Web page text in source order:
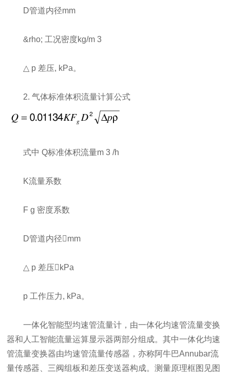
D管道内径mm
&rho; 工况密度kg/m 3
△ p 差压, kPa。
2. 气体标准体积流量计算公式
式中 Q标准体积流量m 3 /h
K流量系数
F g 密度系数
D管道内径mm
△ p 差压kPa
p 工作压力, kPa。
一体化智能型均速管流量计，由一体化均速管流量变换
器和人工智能流量运算显示器两部分组成。其中一体化均速
管流量变换器由均速管流量传感器，亦称阿牛巴Annubar流
量传感器、三阀组板和差压变送器构成。测量原理框图见图